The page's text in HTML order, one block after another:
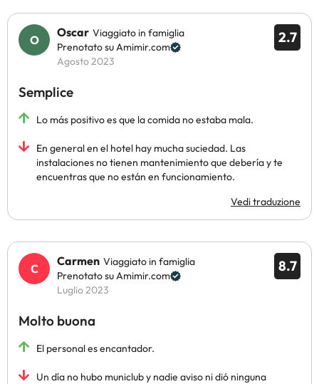
2.7
Oscar Viaggiato in famiglia
Prenotato su Amimir.com
Agosto 2023
Semplice
Lo más positivo es que la comida no estaba mala.
En general en el hotel hay mucha suciedad. Las
instalaciones no tienen mantenimiento que debería y te
encuentras que no están en funcionamiento.
Vedi traduzione
8.7
Carmen Viaggiato in famiglia
Prenotato su Amimir.com
Luglio 2023
Molto buona
El personal es encantador.
Un día no hubo municlub y nadie aviso ni dió ninguna